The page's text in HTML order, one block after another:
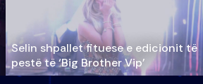
Selin shpallet fituese e edicionit të
pestë të ‘Big Brother Vip’